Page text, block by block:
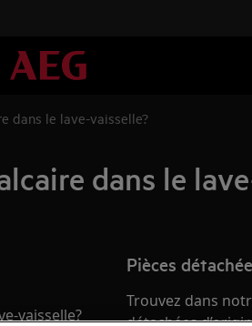
dans le lave-vaisselle?
dans le
vaisselle?
Pièces
Trouvez dans